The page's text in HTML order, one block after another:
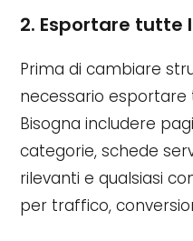
2. Esportare tutte
Prima di cambiare
necessario esportare
Bisogna includere
categorie, schede
rilevanti e qualsiasi
per traffico,